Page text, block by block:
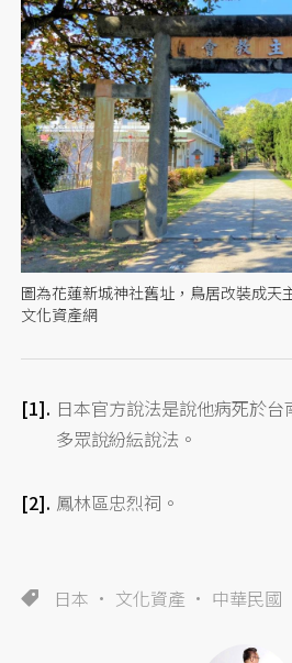
圖為花蓮新城神社舊址，鳥居改裝成天
文化資產網
日本官方說法是說他病死於
多眾說紛紜說法。
鳳林區忠烈祠。
日本 文化資產 中華民國